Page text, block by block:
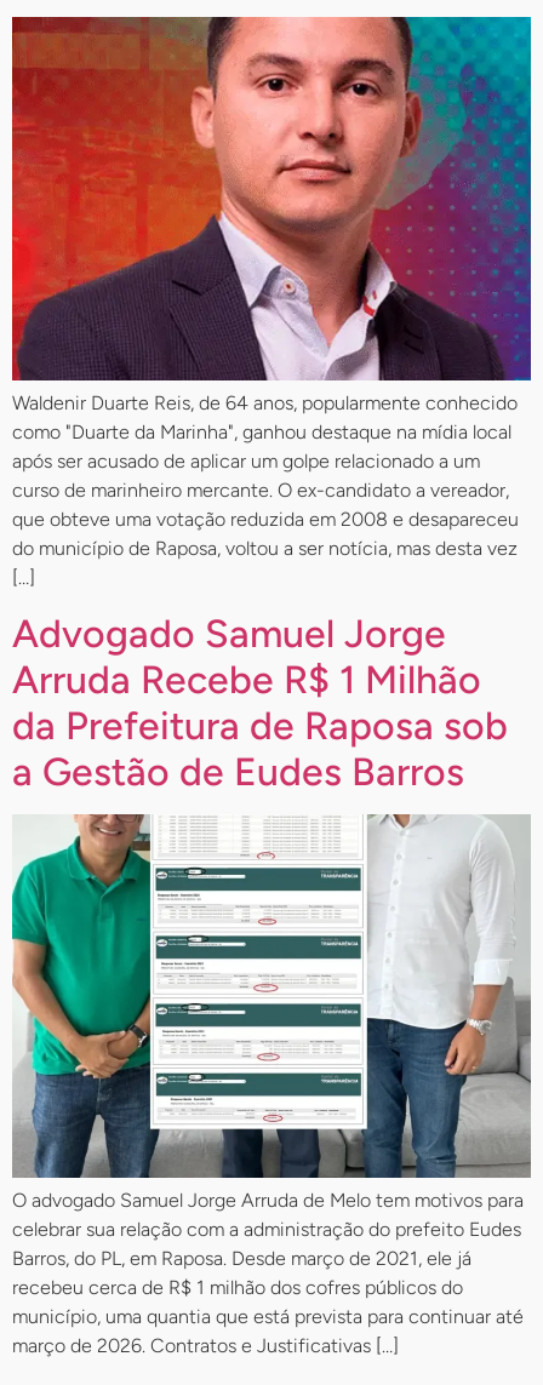
Waldenir Duarte Reis, de 64 anos, popularmente conhecido
como "Duarte da Marinha", ganhou destaque na mídia local
após ser acusado de aplicar um golpe relacionado a um
curso de marinheiro mercante. O ex-candidato a vereador,
que obteve uma votação reduzida em 2008 e desapareceu
do município de Raposa, voltou a ser notícia, mas desta vez
[…]
Advogado Samuel Jorge
Arruda Recebe R$ 1 Milhão
da Prefeitura de Raposa sob
a Gestão de Eudes Barros
O advogado Samuel Jorge Arruda de Melo tem motivos para
celebrar sua relação com a administração do prefeito Eudes
Barros, do PL, em Raposa. Desde março de 2021, ele já
recebeu cerca de R$ 1 milhão dos cofres públicos do
município, uma quantia que está prevista para continuar até
março de 2026. Contratos e Justificativas […]